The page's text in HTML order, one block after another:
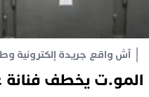
آش واقع جريدة إلكترونية وطنية
المو.ت يخطف فنانة